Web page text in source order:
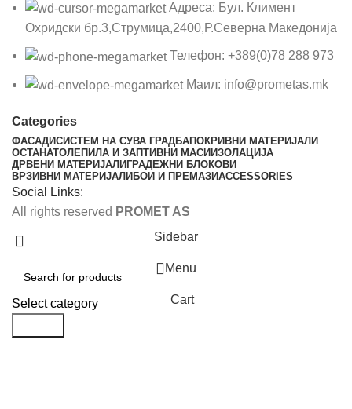
Адреса: Бул. Климент
Охридски бр.3,Струмица,2400,Р.Северна Македонија
Телефон: +389(0)78 288 973
Маил: info@prometas.mk
Categories
ФАСАДИСИСТЕМ НА СУВА ГРАДБАПОКРИВНИ МАТЕРИЈАЛИ
ОСТАНАТОЛЕПИЛА И ЗАПТИВНИ МАСИ ИЗОЛАЦИЈА
ДРВЕНИ МАТЕРИЈАЛИ ГРАДЕЖНИ БЛОКОВИ
ВРЗИВНИ МАТЕРИЈАЛИ БОИ И ПРЕМАЗИACCESSORIES
Social Links:
All rights reserved PROMET AS
Select category
Sidebar
Menu
Cart